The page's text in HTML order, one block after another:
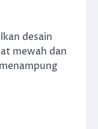
desain
mewah dan